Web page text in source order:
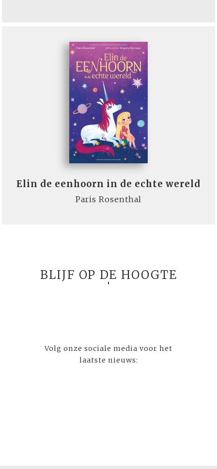
Elin de eenhoorn in de echte wereld
Paris Rosenthal
BLIJF OP DE HOOGTE
Volg onze sociale media voor het
laatste nieuws: